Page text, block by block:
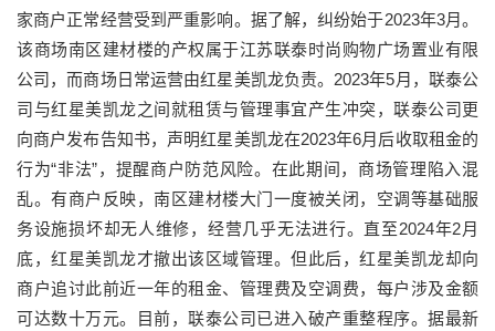
家商户正常经营受到严重影响。据了解，纠纷始于2023年3月。
该商场南区建材楼的产权属于江苏联泰时尚购物广场置业有限
公司，而商场日常运营由红星美凯龙负责。2023年5月，联泰公
司与红星美凯龙之间就租赁与管理事宜产生冲突，联泰公司更
向商户发布告知书，声明红星美凯龙在2023年6月后收取租金的
行为“非法”，提醒商户防范风险。在此期间，商场管理陷入混
乱。有商户反映，南区建材楼大门一度被关闭，空调等基础服
务设施损坏却无人维修，经营几乎无法进行。直至2024年2月
底，红星美凯龙才撤出该区域管理。但此后，红星美凯龙却向
商户追讨此前近一年的租金、管理费及空调费，每户涉及金额
可达数十万元。目前，联泰公司已进入破产重整程序。据最新